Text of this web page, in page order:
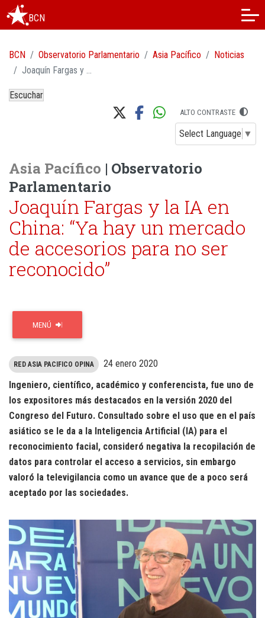
BCN
BCN Observatorio Parlamentario Asia Pacífico
Noticias
Joaquín Fargas y la IA en China: “Ya hay un mercado de accesorios para no ser reconocido”
Escuchar
ALTO CONTRASTE
Select Language ▼
Asia Pacífico | Observatorio
Parlamentario
Joaquín Fargas y la IA en
China: “Ya hay un mercado
de accesorios para no ser
reconocido”
MENÚ
RED ASIA PACIFICO OPINA
24 enero 2020
Ingeniero, científico, académico y conferencista, fue uno de
los expositores más destacados en la versión 2020 del
Congreso del Futuro. Consultado sobre el uso que en el país
asiático se le da a la Inteligencia Artificial (IA) para el
reconocimiento facial, consideró negativa la recopilación de
datos para controlar el acceso a servicios, sin embargo
valoró la televigilancia como un avance que de a poco será
aceptado por las sociedades.